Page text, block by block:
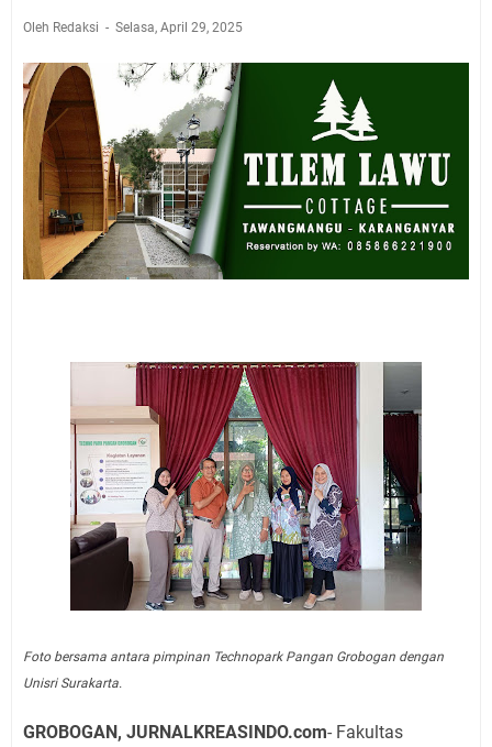
Oleh Redaksi Selasa, April 29, 2025
Foto bersama antara pimpinan Technopark Pangan Grobogan dengan
Unisri Surakarta.
GROBOGAN, JURNALKREASINDO.com- Fakultas